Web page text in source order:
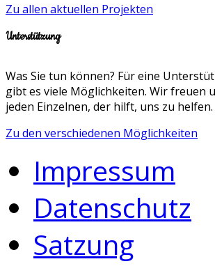
Zu allen aktuellen Projekten
Unterstützung
Was Sie tun können? Für eine
gibt es viele Möglichkeiten. Wir freuen
jeden Einzelnen, der hilft, uns zu helfen.
Zu den verschiedenen Möglichkeiten
Impressum
Datenschutz
Satzung